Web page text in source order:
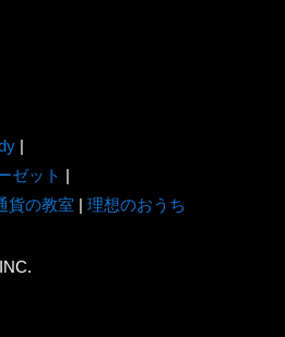
|
ゼット |
貨の教室 | 理想のおうち